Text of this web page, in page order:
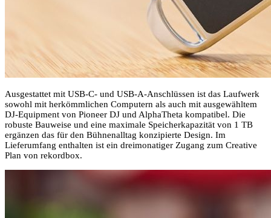
Ausgestattet mit USB-C- und USB-A-Anschlüssen ist das Laufwerk
sowohl mit herkömmlichen Computern als auch mit ausgewähltem
DJ-Equipment von Pioneer DJ und AlphaTheta kompatibel. Die
robuste Bauweise und eine maximale Speicherkapazität von 1 TB
ergänzen das für den Bühnenalltag konzipierte Design. Im
Lieferumfang enthalten ist ein dreimonatiger Zugang zum Creative
Plan von rekordbox.